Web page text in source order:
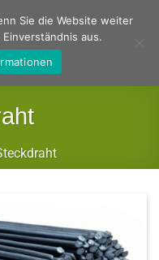
Sie die Website weiter
aus.